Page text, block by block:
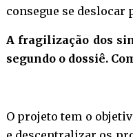
consegue se deslocar
A fragilização dos
segundo o dossiê.
O projeto tem o